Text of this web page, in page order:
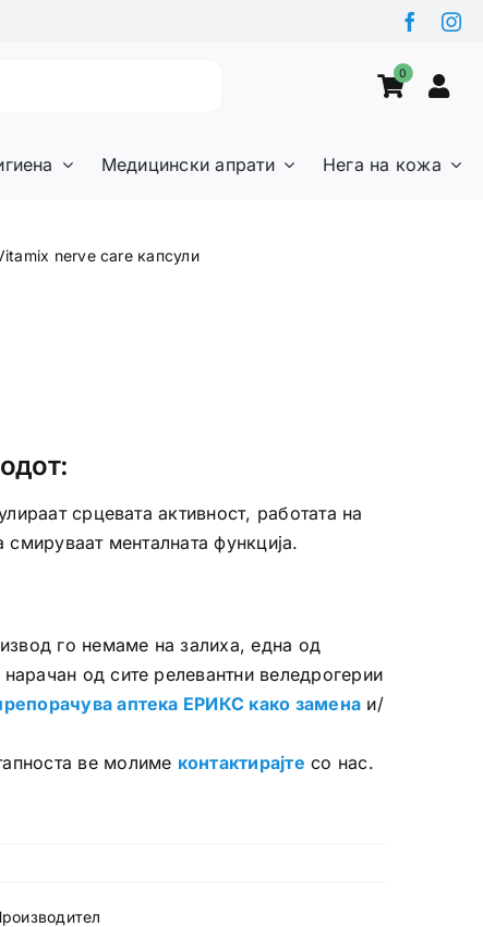
0
Медицински апрати Нега на кожа
nerve care капсули
срцевата активност, работата на
смируваат менталната функција.
го немаме на залиха, една од
од сите релевантни веледрогерии
аптека ЕРИКС како замена и/
ве молиме контактирајте со нас.